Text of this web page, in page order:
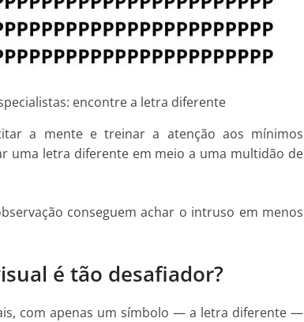
encontre a letra diferente
a mente e treinar a atenção aos mínimos
uma letra diferente em meio a uma multidão de
conseguem achar o intruso em menos
é tão desafiador?
com apenas um símbolo — a letra diferente —